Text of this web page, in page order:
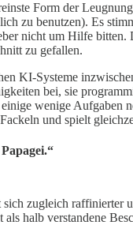
Form der
zu benutzen). Es
nicht um Hilfe
zu gefallen.
KI-Systeme
bei, sie
wenige Aufgaben
und spielt
zugleich raffinierter
halb verstandene